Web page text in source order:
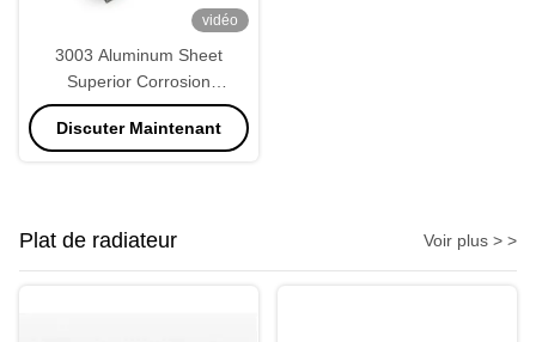
vidéo
3003 Aluminum Sheet
Superior Corrosion
Resistance and Weldability
Discuter Maintenant
Plat de radiateur Voir plus > >